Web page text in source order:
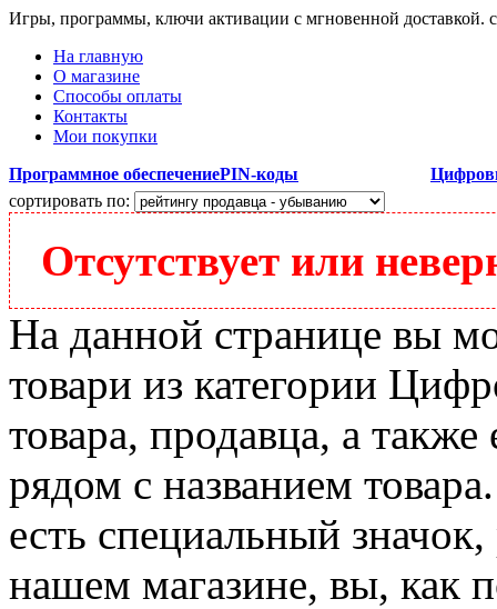
Игры, программы, ключи активации с мгновенной доставкой.
На главную
О магазине
Способы оплаты
Контакты
Мои покупки
Программное обеспечениеPIN-коды
сортировать по:
Отсутствует или
На данной странице вы
товари из категории
товара, продавца, а
рядом с названием
есть специальный
нашем магазине, вы, как